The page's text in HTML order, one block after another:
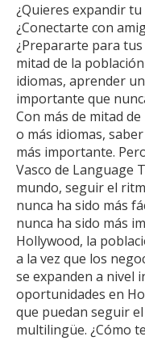
¿Quieres expandir
¿Conectarte con
¿Prepararte para tus
mitad de la
idiomas, aprender
importante que
Con más de mitad
o más idiomas,
más importante.
Vasco de Language
mundo, seguir el
nunca ha sido más
nunca ha sido más
Hollywood, la
a la vez que los
se expanden a nivel
oportunidades en
que puedan seguir
multilingüe. ¿Cómo